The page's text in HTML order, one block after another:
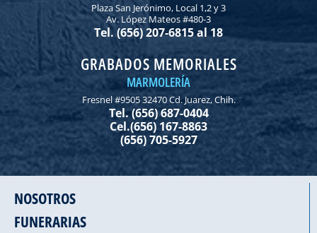
Plaza San Jerónimo, Local 1,2 y 3
Av. López Mateos #480-3
Tel. (656) 207-6815 al 18
GRABADOS MEMORIALES
MARMOLERÍA
Fresnel #9505 32470 Cd. Juarez, Chih.
Tel. (656) 687-0404
Cel.(656) 167-8863
(656) 705-5927
NOSOTROS
FUNERARIAS